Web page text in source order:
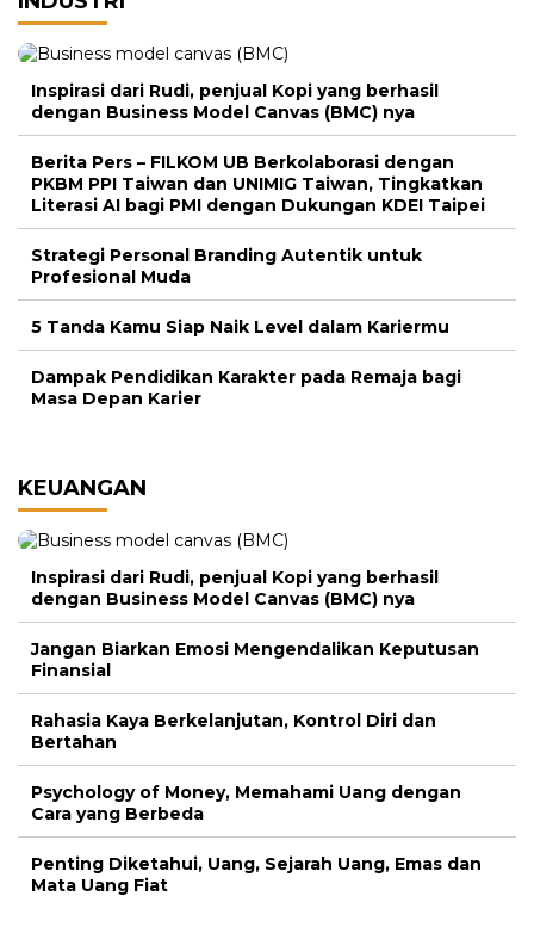
Inspirasi dari Rudi, penjual Kopi yang berhasil
dengan Business Model Canvas (BMC) nya
Berita Pers – FILKOM UB Berkolaborasi dengan
PKBM PPI Taiwan dan UNIMIG Taiwan, Tingkatkan
Literasi AI bagi PMI dengan Dukungan KDEI Taipei
Strategi Personal Branding Autentik untuk
Profesional Muda
5 Tanda Kamu Siap Naik Level dalam Kariermu
Dampak Pendidikan Karakter pada Remaja bagi
Masa Depan Karier
KEUANGAN
Inspirasi dari Rudi, penjual Kopi yang berhasil
dengan Business Model Canvas (BMC) nya
Jangan Biarkan Emosi Mengendalikan Keputusan
Finansial
Rahasia Kaya Berkelanjutan, Kontrol Diri dan
Bertahan
Psychology of Money, Memahami Uang dengan
Cara yang Berbeda
Penting Diketahui, Uang, Sejarah Uang, Emas dan
Mata Uang Fiat